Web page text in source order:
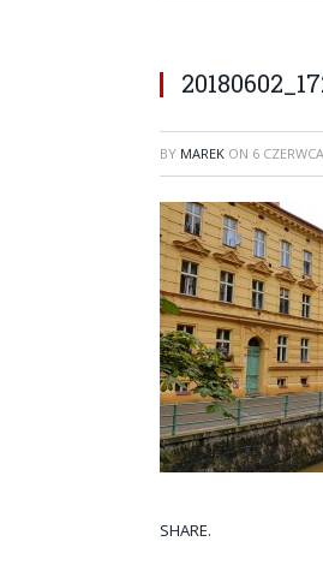
BY MAREK ON 6
SHARE.